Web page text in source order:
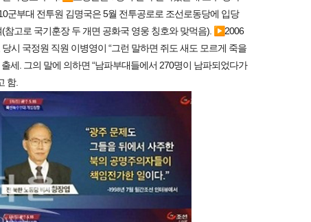
부대 전투원 김명국은 5월 전투공로로 조선로동당에 입당
참고로 국기훈장 두 개면 공화국 영웅 칭호와 맞먹음). ▶2006
시 국정원 직원 이병영이 “그런 말하면 쥐도 새도 모르게 죽을
세. 그의 말에 의하면 “남파부대들에서 270명이 남파되었다가
함.